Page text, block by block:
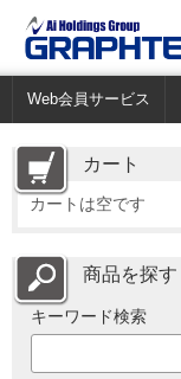
Web会員サービス
カート
カートは空です
商品を探す
キーワード検索